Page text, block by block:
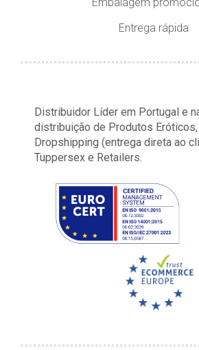
Entrega rápida
Distribuidor Líder em Portugal e
distribuição de Produtos
Dropshipping (entrega direta ao
Tuppersex e Retailers.